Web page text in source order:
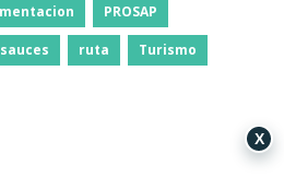
PROSAP
ruta Turismo
X